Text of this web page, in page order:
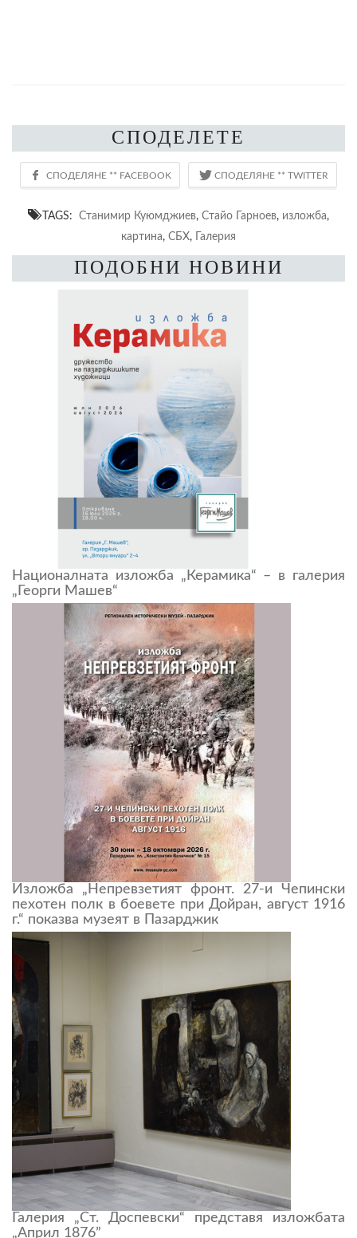
СПОДЕЛЕТЕ
TAGS: Станимир Куюмджиев, Стайо Гарноев, изложба,
картина, СБХ, Галерия
ПОДОБНИ НОВИНИ
Националната изложба „Керамика“ – в галерия
„Георги Машев“
Изложба „Непревзетият фронт. 27-и Чепински
пехотен полк в боевете при Дойран, август 1916
г.“ показва музеят в Пазарджик
Галерия „Ст. Доспевски“ представя изложбата
„Април 1876”